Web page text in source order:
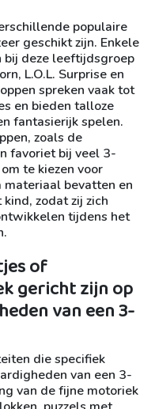
populaire
geschikt zijn. Enkele
bij deze leeftijdsgroep
L.O.L. Surprise en
spreken vaak tot
en bieden talloze
fantasierijk spelen.
zoals de
favoriet bij veel 3-
te kiezen voor
materiaal bevatten en
zodat zij zich
tijdens het
of
gericht zijn op
van een 3-
die specifiek
van een 3-
van de fijne motoriek